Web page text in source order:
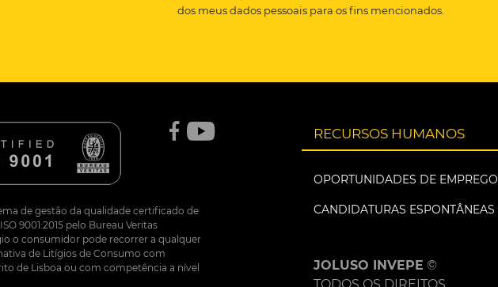
dos meus dados pessoais para os fins mencionados.
de gestão da qualidade certificado de
9001:2015 pelo Bureau Veritas
o consumidor pode recorrer a qualquer
de Litígios de Consumo com
de Lisboa ou com competência a nível
RECURSOS HUMANOS
OPORTUNIDADES DE EMPREGO
CANDIDATURAS ESPONTÂNEAS
JOLUSO INVEPE ©